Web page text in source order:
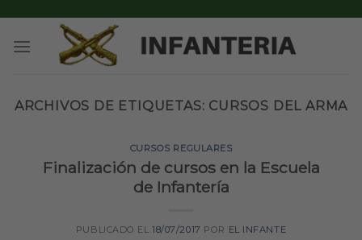
content
ARCHIVOS DE ETIQUETAS: CURSOS DEL ARMA
CURSOS REGULARES
Finalización de cursos en la Escuela
de Infantería
PUBLICADO EL18/07/2017 POR EL INFANTE